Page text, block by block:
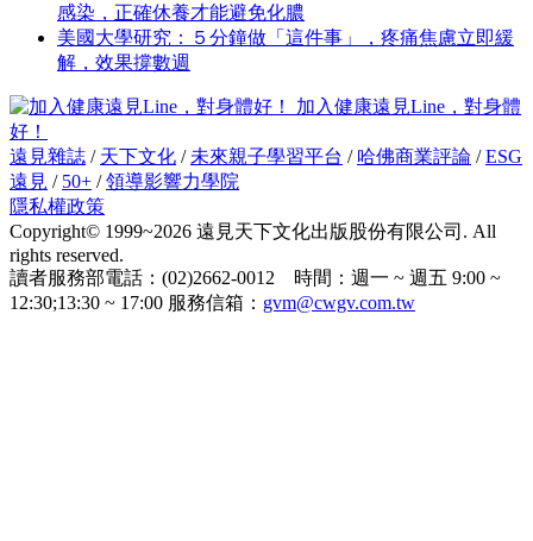
感染，正確休養才能避免化膿
美國大學研究：５分鐘做「這件事」，疼痛焦慮立即緩
解，效果撐數週
加入健康遠見Line，對身體
好！
遠見雜誌 / 天下文化 / 未來親子學習平台 / 哈佛商業評論 /ESG
遠見 / 50+ /領導影響力學院
隱私權政策
Copyright© 1999~2026 遠見天下文化出版股份有限公司. All
rights reserved.
讀者服務部電話：(02)2662-0012 時間：週一 ~ 週五 9:00 ~
12:30;13:30 ~ 17:00 服務信箱： gvm@cwgv.com.tw